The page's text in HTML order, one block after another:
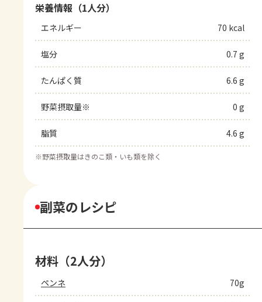
栄養情報（1人分）
エネルギー 70 kcal
塩分 0.7 g
たんぱく質 6.6 g
野菜摂取量※ 0 g
脂質 4.6 g
※野菜摂取量はきのこ類・いも類を除く
副菜のレシピ
材料（2人分）
ペンネ 70g